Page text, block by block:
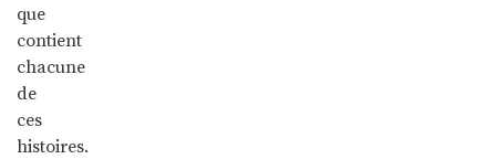
que
contient
chacune
de
ces
histoires.